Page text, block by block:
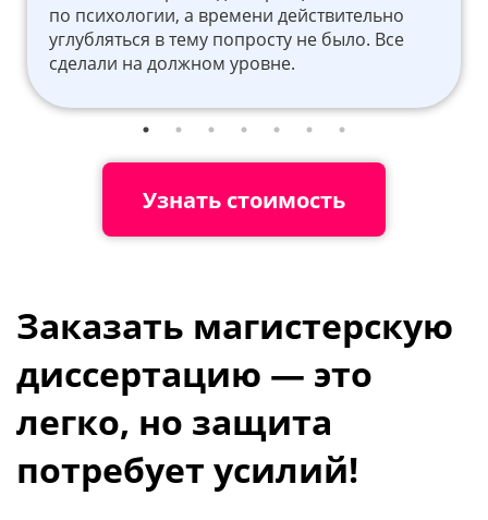
по психологии, а времени действительно
углубляться в тему попросту не было. Все
сделали на должном уровне.
Узнать стоимость
Заказать магистерскую
диссертацию — это
легко, но защита
потребует усилий!